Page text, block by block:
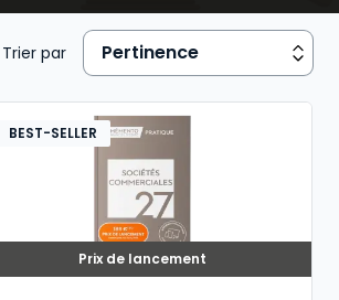
Trier par
Prix de lancement
BEST-SELLER